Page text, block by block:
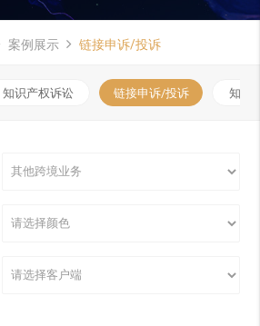
案例展示 链接申诉/投诉
知识产权诉讼 链接申诉/投诉 知识